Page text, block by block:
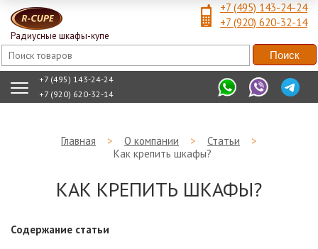
Радиусные шкафы-купе
+7 (495) 143-24-24
+7 (920) 620-32-14
+7 (495) 143-24-24
+7 (920) 620-32-14
Главная > О компании > Статьи
>
Как крепить шкафы?
КАК КРЕПИТЬ ШКАФЫ?
Содержание статьи